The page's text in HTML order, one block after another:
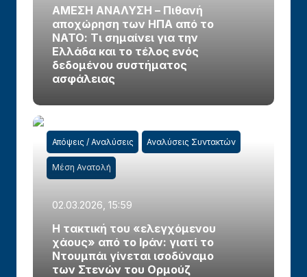
ΑΜΕΣΗ ΑΝΑΛΥΣΗ – Πιθανή
αποχώρηση των ΗΠΑ από το
ΝΑΤΟ: Τι σημαίνει για την
Ελλάδα και το τέλος ενός
δεδομένου συστήματος
ασφάλειας
Απόψεις / Αναλύσεις Αναλύσεις Συντακτών
Μέση Ανατολή
02.03.2026, 15:59
Η τακτική του «ελεγχόμενου
χάους» από το Ιράν: γιατί το
Ντουμπάι γίνεται ισοδύναμο
των Στενών του Ορμούζ